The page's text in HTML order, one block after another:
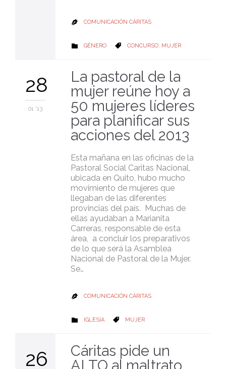
 COMUNICACIÓN CÁRITAS
 CATEGORY
GÉNERO  CATEGORY
CONCURSO, MUJER
28
01 '13
La pastoral de la
mujer reúne hoy a
50 mujeres líderes
para planificar sus
acciones del 2013
Esta mañana en las oficinas de la
Pastoral Social Caritas Nacional,
ubicada en Quito, hubo mucho
movimiento de mujeres que
llegaban de las diferentes
provincias del país. Muchas de
ellas ayudaban a Marianita
Carreras, responsable de esta
área, a concluir los preparativos
de lo que será la Asamblea
Nacional de Pastoral de la Mujer.
Se…
 COMUNICACIÓN CÁRITAS
 CATEGORY
IGLESIA  CATEGORY
MUJER
26
Cáritas pide un